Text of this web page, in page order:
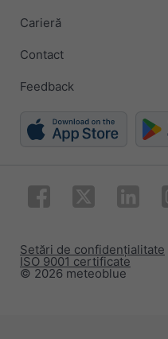
Carieră
Contact
Feedback
© 2026 meteoblue
ISO 9001 certificate
Setări de confidențialitate